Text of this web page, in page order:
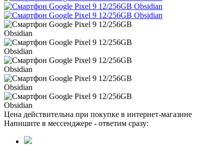
Цена действительна при покупке в интернет-магазине
Напишите в мессенджере - ответим сразу: